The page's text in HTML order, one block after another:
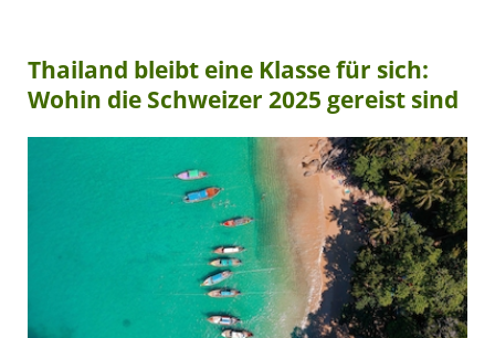
Thailand bleibt eine Klasse für sich:
Wohin die Schweizer 2025 gereist sind